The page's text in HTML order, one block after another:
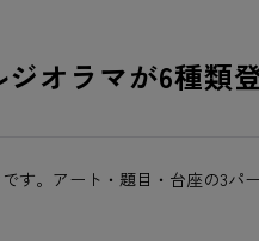
オラマが6種類
。アート・題目・台座の3パ